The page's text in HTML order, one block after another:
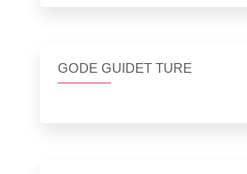
GODE GUIDET TURE